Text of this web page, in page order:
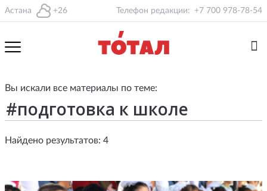
Астана +26 Телефон редакции: +7 700 978-78-54
Вы искали все материалы по теме:
Найдено результатов: 4